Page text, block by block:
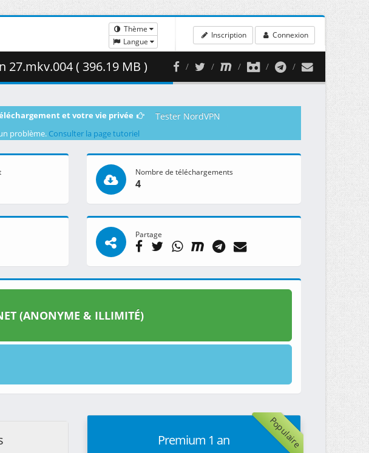
Thème
Langue
Inscription Connexion
( 396.19 MB )
et votre vie privée Tester NordVPN
problème. Consulter la page tutoriel
Nombre de téléchargements
4
Partage
(ANONYME & ILLIMITÉ)
Populaire
Premium 1 an